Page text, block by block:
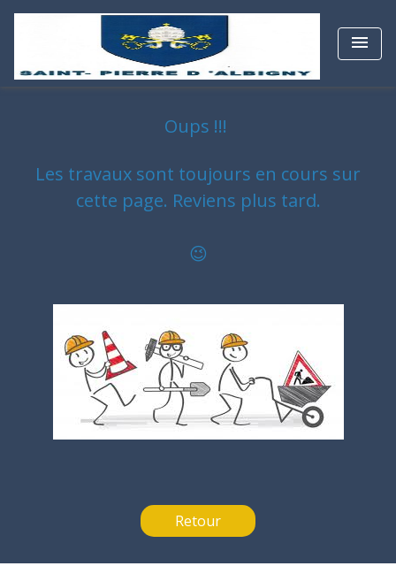
menu
Oups !!!
Les travaux sont toujours en cours sur
cette page. Reviens plus tard.
😉
Retour